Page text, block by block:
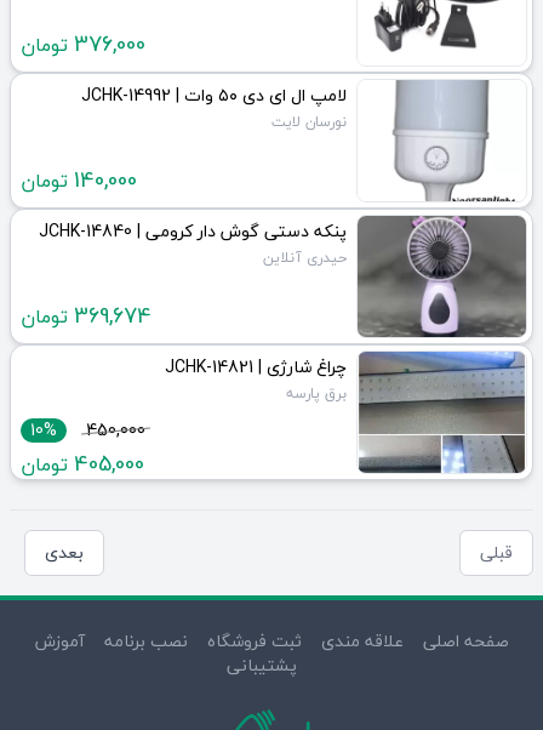
376,000 تومان
لامپ ال ای دی ۵۰ وات | JCHK-14992
نورسان لایت
140,000 تومان
پنکه دستی گوش دار کرومی | JCHK-14840
حیدری آنلاین
369,674 تومان
چراغ شارژی | JCHK-14821
برق پارسه
10% 450,000
405,000 تومان
قبلی بعدی
صفحه اصلی علاقه مندی ثبت فروشگاه نصب برنامه
آموزش
پشتیبانی